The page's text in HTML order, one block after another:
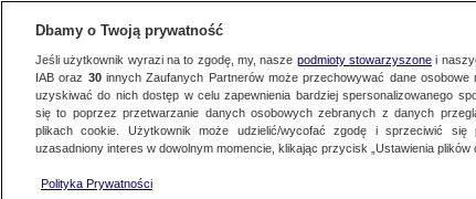
Oglądaj TVN24NajnowszeFaktyŚwiat PolskaRegionalne
Dbamy o Twoją prywatność
Jeśli użytkownik wyrazi na to zgodę, my, nasze podmioty stowarzyszonei
IAB oraz 30innych Zaufanych Partnerów może przechowywać dane osobowe
uzyskiwać do nich dostęp w celu zapewnienia bardziej spersonalizowanego
się to poprzez przetwarzanie danych osobowych zebranych z danych
plikach cookie. Użytkownik może udzielić/wycofać zgodę i sprzeciwić się
uzasadniony interes w dowolnym momencie, klikając przycisk „Ustawienia plików
Polityka Prywatności